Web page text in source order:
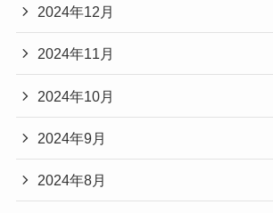
2024年12月
2024年11月
2024年10月
2024年9月
2024年8月